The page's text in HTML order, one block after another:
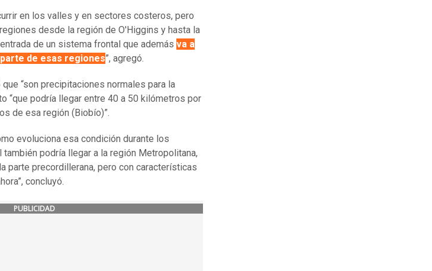
en los valles y en sectores costeros, pero
desde la región de O'Higgins y hasta la
de un sistema frontal que además va a
de esas regiones”, agregó.
“son precipitaciones normales para la
“que podría llegar entre 40 a 50 kilómetros por
de esa región (Biobío)”.
evoluciona esa condición durante los
podría llegar a la región Metropolitana,
parte precordillerana, pero con características
concluyó.
PUBLICIDAD